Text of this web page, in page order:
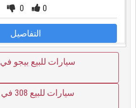
0
0
التفاصيل
سيارات للبيع بيجو
سيارات للبيع 308 في تونس